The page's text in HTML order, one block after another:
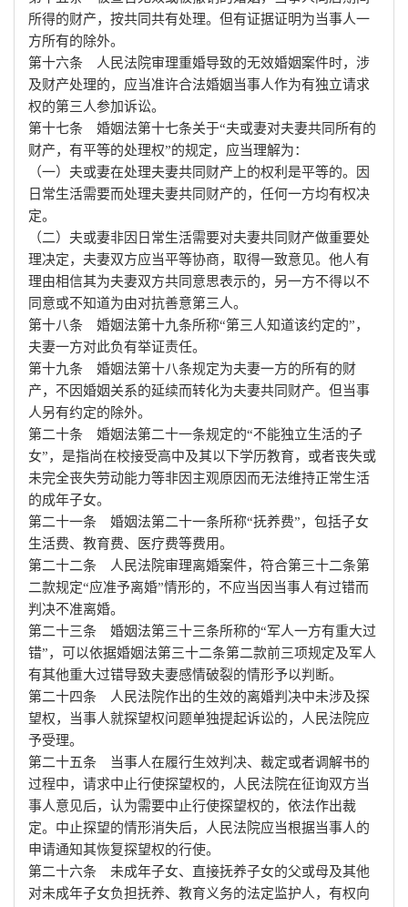
所得的财产，按共同共有处理。但有证据证明为当事人一
方所有的除外。
第十六条 人民法院审理重婚导致的无效婚姻案件时，涉
及财产处理的，应当准许合法婚姻当事人作为有独立请求
权的第三人参加诉讼。
第十七条 婚姻法第十七条关于“夫或妻对夫妻共同所有的
财产，有平等的处理权”的规定，应当理解为：
（一）夫或妻在处理夫妻共同财产上的权利是平等的。因
日常生活需要而处理夫妻共同财产的，任何一方均有权决
定。
（二）夫或妻非因日常生活需要对夫妻共同财产做重要处
理决定，夫妻双方应当平等协商，取得一致意见。他人有
理由相信其为夫妻双方共同意思表示的，另一方不得以不
同意或不知道为由对抗善意第三人。
第十八条 婚姻法第十九条所称“第三人知道该约定的”，
夫妻一方对此负有举证责任。
第十九条 婚姻法第十八条规定为夫妻一方的所有的财
产，不因婚姻关系的延续而转化为夫妻共同财产。但当事
人另有约定的除外。
第二十条 婚姻法第二十一条规定的“不能独立生活的子
女”，是指尚在校接受高中及其以下学历教育，或者丧失或
未完全丧失劳动能力等非因主观原因而无法维持正常生活
的成年子女。
第二十一条 婚姻法第二十一条所称“抚养费”，包括子女
生活费、教育费、医疗费等费用。
第二十二条 人民法院审理离婚案件，符合第三十二条第
二款规定“应准予离婚”情形的，不应当因当事人有过错而
判决不准离婚。
第二十三条 婚姻法第三十三条所称的“军人一方有重大过
错”，可以依据婚姻法第三十二条第二款前三项规定及军人
有其他重大过错导致夫妻感情破裂的情形予以判断。
第二十四条 人民法院作出的生效的离婚判决中未涉及探
望权，当事人就探望权问题单独提起诉讼的，人民法院应
予受理。
第二十五条 当事人在履行生效判决、裁定或者调解书的
过程中，请求中止行使探望权的，人民法院在征询双方当
事人意见后，认为需要中止行使探望权的，依法作出裁
定。中止探望的情形消失后，人民法院应当根据当事人的
申请通知其恢复探望权的行使。
第二十六条 未成年子女、直接抚养子女的父或母及其他
对未成年子女负担抚养、教育义务的法定监护人，有权向